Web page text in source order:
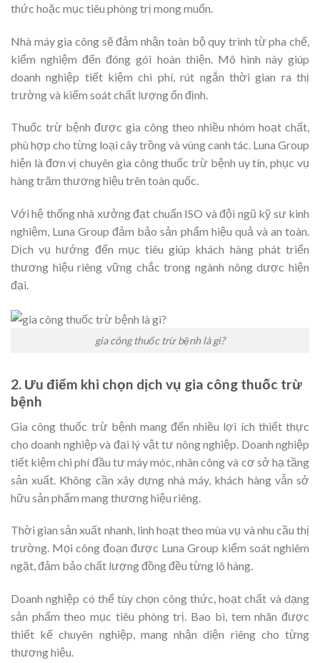
thức hoặc mục tiêu phòng trị mong muốn.
Nhà máy gia công sẽ đảm nhận toàn bộ quy trình từ pha chế,
kiểm nghiệm đến đóng gói hoàn thiện. Mô hình này giúp
doanh nghiệp tiết kiệm chi phí, rút ngắn thời gian ra thị
trường và kiểm soát chất lượng ổn định.
Thuốc trừ bệnh được gia công theo nhiều nhóm hoạt chất,
phù hợp cho từng loại cây trồng và vùng canh tác. Luna Group
hiện là đơn vị chuyên gia công thuốc trừ bệnh uy tín, phục vụ
hàng trăm thương hiệu trên toàn quốc.
Với hệ thống nhà xưởng đạt chuẩn ISO và đội ngũ kỹ sư kinh
nghiệm, Luna Group đảm bảo sản phẩm hiệu quả và an toàn.
Dịch vụ hướng đến mục tiêu giúp khách hàng phát triển
thương hiệu riêng vững chắc trong ngành nông dược hiện
đại.
gia công thuốc trừ bệnh là gì?
2. Ưu điểm khi chọn dịch vụ gia công thuốc trừ
bệnh
Gia công thuốc trừ bệnh mang đến nhiều lợi ích thiết thực
cho doanh nghiệp và đại lý vật tư nông nghiệp. Doanh nghiệp
tiết kiệm chi phí đầu tư máy móc, nhân công và cơ sở hạ tầng
sản xuất. Không cần xây dựng nhà máy, khách hàng vẫn sở
hữu sản phẩm mang thương hiệu riêng.
Thời gian sản xuất nhanh, linh hoạt theo mùa vụ và nhu cầu thị
trường. Mọi công đoạn được Luna Group kiểm soát nghiêm
ngặt, đảm bảo chất lượng đồng đều từng lô hàng.
Doanh nghiệp có thể tùy chọn công thức, hoạt chất và dạng
sản phẩm theo mục tiêu phòng trị. Bao bì, tem nhãn được
thiết kế chuyên nghiệp, mang nhận diện riêng cho từng
thương hiệu.